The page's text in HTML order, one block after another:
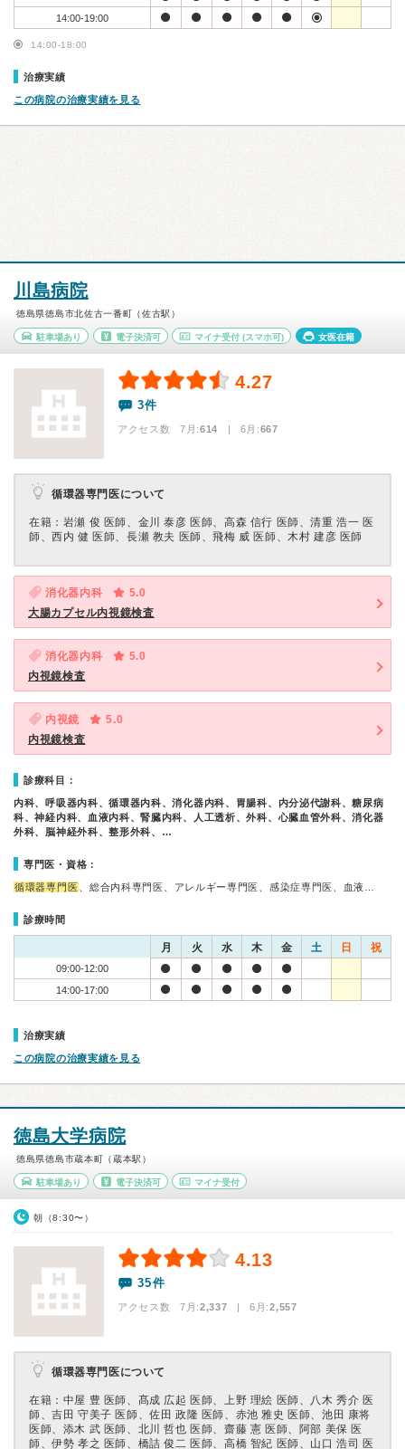
14:00-19:00
14:00-18:00
治療実績
この病院の治療実績を見る
川島病院
徳島県徳島市北佐古一番町（佐古駅）
駐車場あり 電子決済可 マイナ受付 (スマホ可) 女医在籍
4.27
3件
アクセス数 7月:614 | 6月:667
循環器専門医について
在籍：岩瀬 俊 医師、金川 泰彦 医師、高森 信行 医師、清重 浩一 医
師、西内 健 医師、長瀬 教夫 医師、飛梅 威 医師、木村 建彦 医師
消化器内科
5.0
大腸カプセル内視鏡検査
消化器内科
5.0
内視鏡検査
内視鏡
5.0
内視鏡検査
診療科目：
内科、呼吸器内科、循環器内科、消化器内科、胃腸科、内分泌代謝科、糖尿病
科、神経内科、血液内科、腎臓内科、人工透析、外科、心臓血管外科、消化器
外科、脳神経外科、整形外科、…
専門医・資格：
循環器専門医 、総合内科専門医、アレルギー専門医、感染症専門医、血液…
診療時間
月 火 水 木 金 土 日 祝
09:00-12:00
14:00-17:00
治療実績
この病院の治療実績を見る
徳島大学病院
徳島県徳島市蔵本町（蔵本駅）
駐車場あり 電子決済可 マイナ受付
朝（8:30〜）
4.13
35件
アクセス数 7月:2,337 | 6月:2,557
循環器専門医について
在籍：中屋 豊 医師、髙成 広起 医師、上野 理絵 医師、八木 秀介 医
師、吉田 守美子 医師、佐田 政隆 医師、赤池 雅史 医師、池田 康将
医師、添木 武 医師、北川 哲也 医師、齋藤 憲 医師、阿部 美保 医
師、伊勢 孝之 医師、橋詰 俊二 医師、高橋 智紀 医師、山口 浩司 医